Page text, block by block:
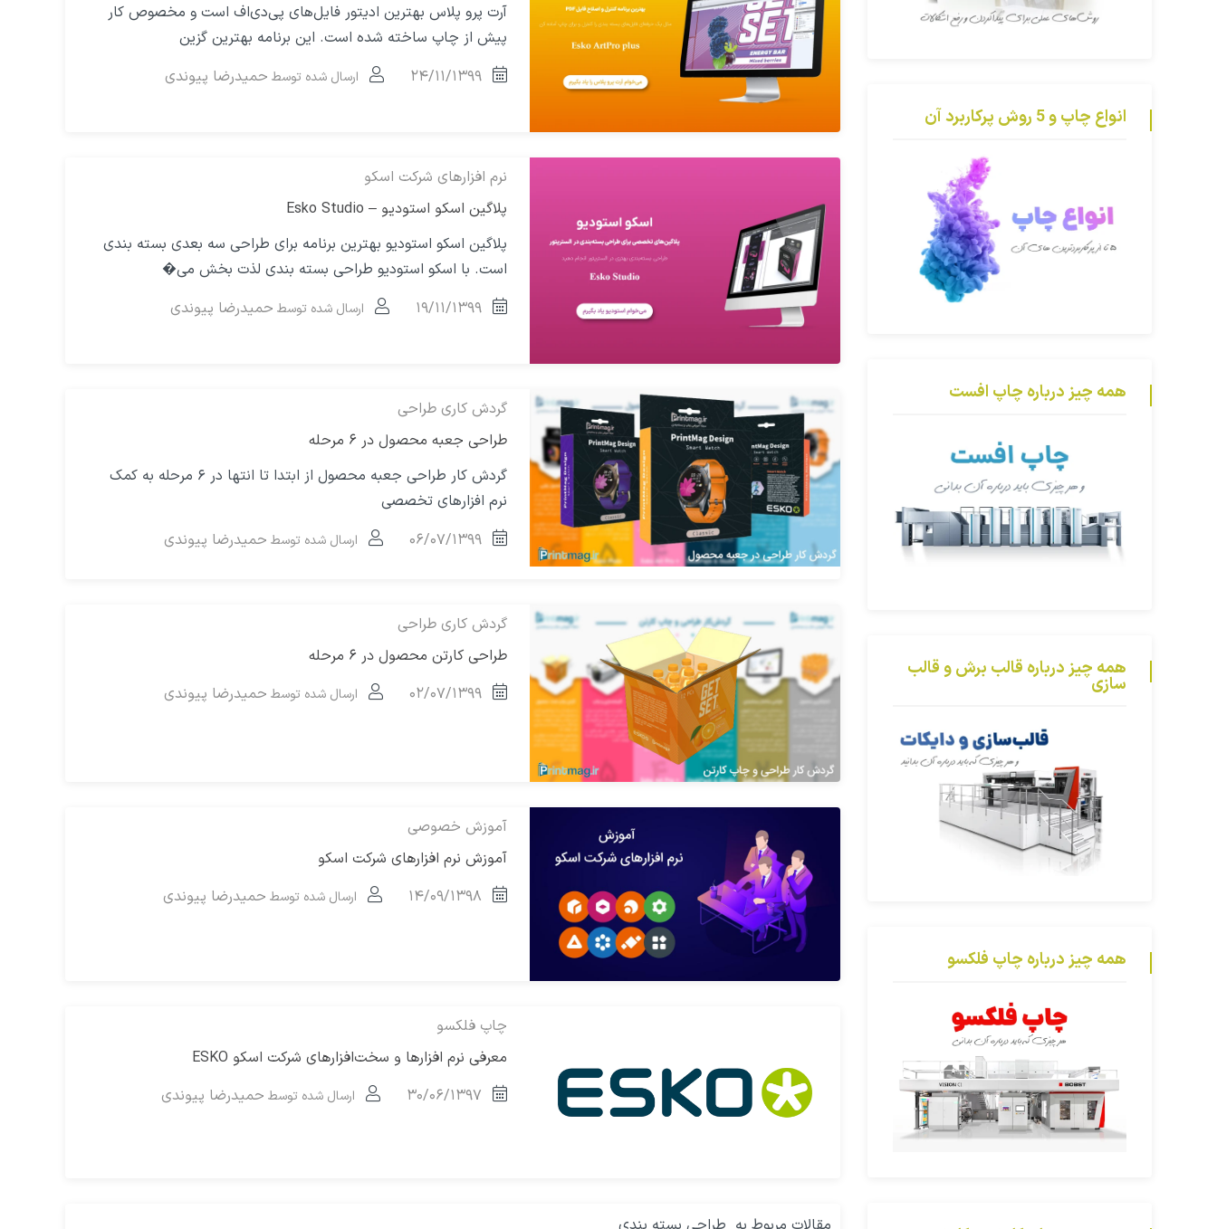
آرت پرو پلاس بهترین ادیتور فایل‌های پی‌دی‌اف است و مخصوص کار
پیش از چاپ ساخته شده است. این برنامه بهترین گزین
۲۴/۱۱/۱۳۹۹
ارسال شده توسط حمیدرضا پیوندی
نرم افزارهای شرکت اسکو
پلاگین اسکو استودیو – Esko Studio
پلاگین اسکو استودیو بهترین برنامه برای طراحی سه بعدی بسته بندی
است. با اسکو استودیو طراحی بسته بندی لذت بخش می�
۱۹/۱۱/۱۳۹۹
ارسال شده توسط حمیدرضا پیوندی
گردش کاری طراحی
طراحی جعبه محصول در ۶ مرحله
گردش کار طراحی جعبه محصول از ابتدا تا انتها در ۶ مرحله به کمک
نرم افزارهای تخصصی
۰۶/۰۷/۱۳۹۹
ارسال شده توسط حمیدرضا پیوندی
گردش کاری طراحی
طراحی کارتن محصول در ۶ مرحله​
۰۲/۰۷/۱۳۹۹
ارسال شده توسط حمیدرضا پیوندی
آموزش خصوصی
آموزش نرم افزارهای شرکت اسکو
۱۴/۰۹/۱۳۹۸
ارسال شده توسط حمیدرضا پیوندی
چاپ فلکسو
معرفی نرم افزارها و سخت‌افزارهای شرکت اسکو ESKO
۳۰/۰۶/۱۳۹۷
ارسال شده توسط حمیدرضا پیوندی
انواع چاپ و 5 روش پرکاربرد آن
همه چیز درباره چاپ افست
همه چیز درباره قالب برش و قالب
سازی
همه چیز درباره چاپ فلکسو